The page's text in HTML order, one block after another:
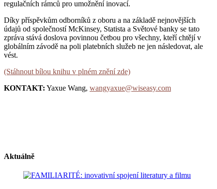
regulačních rámců pro umožnění inovací.
Díky příspěvkům odborníků z oboru a na základě nejnovějších
údajů od společností McKinsey, Statista a Světové banky se tato
zpráva stává doslova povinnou četbou pro všechny, kteří chtějí v
globálním závodě na poli platebních služeb ne jen následovat, ale
vést.
(Stáhnout bílou knihu v plném znění zde)
KONTAKT: Yaxue Wang, wangyaxue@wiseasy.com
Aktuálně